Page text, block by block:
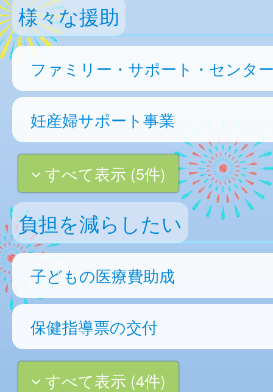
様々な援助
ファミリー・サポート・センタ
妊産婦サポート事業
すべて表示 (5件)
負担を減らしたい
子どもの医療費助成
保健指導票の交付
すべて表示 (4件)